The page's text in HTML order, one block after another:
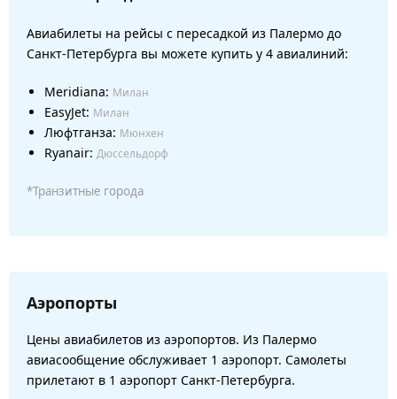
Авиабилеты на рейсы с пересадкой из Палермо до
Санкт-Петербурга вы можете купить у 4 авиалиний:
Meridiana: Милан
EasyJet: Милан
Люфтганза: Мюнхен
Ryanair: Дюссельдорф
*Транзитные города
Аэропорты
Цены авиабилетов из аэропортов. Из Палермо
авиасообщение обслуживает 1 аэропорт. Самолеты
прилетают в 1 аэропорт Санкт-Петербурга.